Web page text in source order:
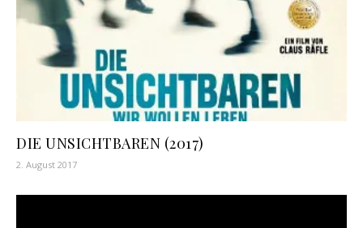
DIE UNSICHTBAREN (2017)
2. August 2017